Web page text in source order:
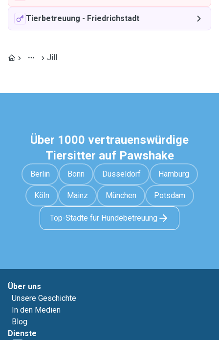
Tierbetreuung - Friedrichstadt
Jill
Über 1000 vertrauenswürdige
Tiersitter auf Pawshake
Berlin Bonn Düsseldorf Hamburg
Köln Mainz München Potsdam
Top-Städte für Hundebetreuung
Über uns
Unsere Geschichte
In den Medien
Blog
Dienste